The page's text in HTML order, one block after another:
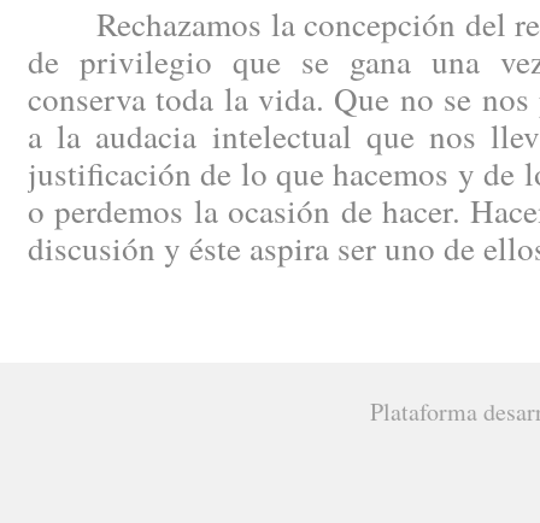
Rechazamos la concepción del
de privilegio que se gana una
conserva toda la vida. Que no se
a la audacia intelectual que nos
justificación de lo que hacemos y de
o perdemos la ocasión de hacer.
discusión y éste aspira ser uno de
Plataforma